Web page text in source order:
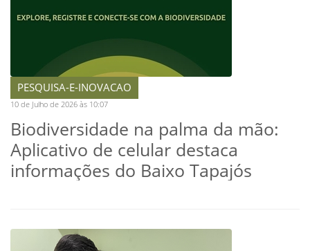
PESQUISA-E-INOVACAO
10 de Julho de 2026 às 10:07
Biodiversidade na palma da mão:
Aplicativo de celular destaca
informações do Baixo Tapajós